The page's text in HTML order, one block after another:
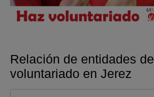
Relación de entidades de
voluntariado en Jerez